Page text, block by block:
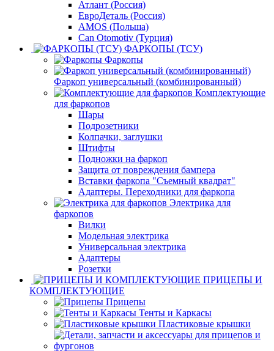
Атлант (Россия)
ЕвроДеталь (Россия)
AMOS (Польша)
Can Otomotiv (Турция)
ФАРКОПЫ (ТСУ)
Фаркопы
Фаркоп универсальный (комбинированный)
Комплектующие
для фаркопов
Шары
Подрозетники
Колпачки, заглушки
Штифты
Подножки на фаркоп
Защита от повреждения бампера
Вставки фаркопа "Съемный квадрат"
Адаптеры. Переходники для фаркопа
Электрика для
фаркопов
Вилки
Модельная электрика
Универсальная электрика
Адаптеры
Розетки
ПРИЦЕПЫ И
КОМПЛЕКТУЮЩИЕ
Прицепы
Тенты и Каркасы
Пластиковые крышки